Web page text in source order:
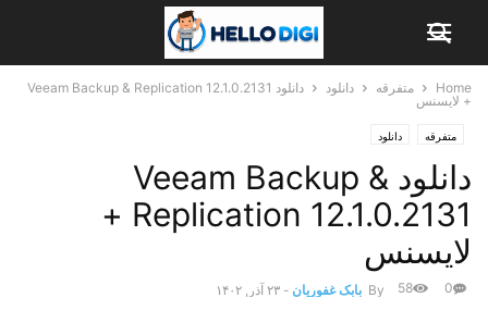
Home متفرقه دانلود
دانلود Veeam Backup & Replication 12.1.0.2131
+ لایسنس
متفرقه دانلود
دانلود Veeam Backup &
Replication 12.1.0.2131 +
لایسنس
By بابک غفوریان - ۲۳ آذر, ۱۴۰۲ 0
58